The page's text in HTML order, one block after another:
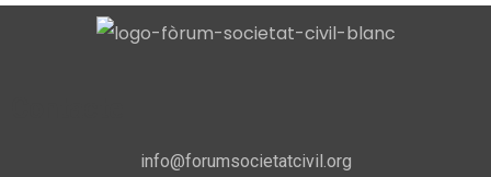
info@forumsocietatcivil.org